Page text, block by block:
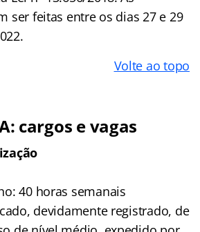
ser feitas entre os dias 27 e 29
Volte ao topo
: cargos e vagas
40 horas semanais
devidamente registrado, de